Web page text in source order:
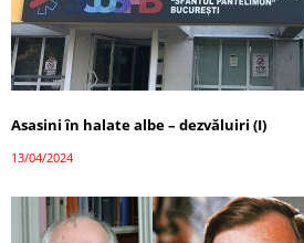
Asasini în halate albe – dezvăluiri (I)
13/04/2024